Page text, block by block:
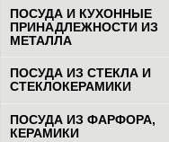
ПОСУДА И КУХОННЫЕ
ПРИНАДЛЕЖНОСТИ ИЗ
МЕТАЛЛА
ПОСУДА ИЗ СТЕКЛА И
СТЕКЛОКЕРАМИКИ
ПОСУДА ИЗ ФАРФОРА,
КЕРАМИКИ